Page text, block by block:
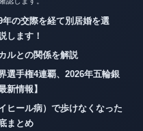
の交際を経て別居婚を選
します！
ルとの関係を解説
選手権4連覇、2026年五輪銀
新情報】
ヒール病）で歩けなくなった
まとめ